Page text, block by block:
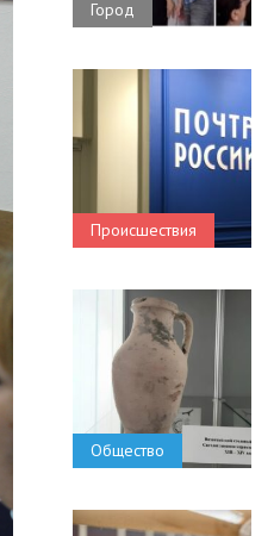
Город
Происшествия
Общество